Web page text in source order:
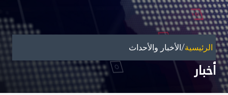
الأمانة العامة للجان الوطنية والمؤتمرات
الشراكات
تأثيرنا
أهداف التنمية المستدامة
الرئيسية/الأخبار والأحداث
أخبار